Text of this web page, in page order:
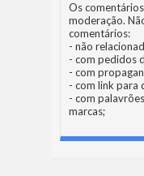
Os
moderação.
comentários:
- não
- com pedidos
- com
- com link para
- com
marcas;